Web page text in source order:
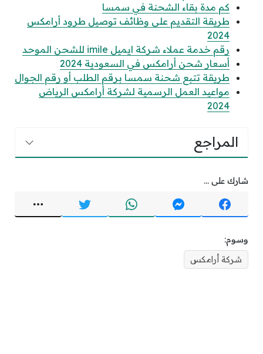
كم مدة بقاء الشحنة في سمسا
طريقة التقديم على وظائف توصيل طرود أرامكس
2024
رقم خدمة عملاء شركة ايميل imile للشحن الموحد
أسعار شحن أرامكس في السعودية 2024
طريقة تتبع شحنة سمسا برقم الطلب أو رقم الجوال
مواعيد العمل الرسمية لشركة أرامكس الرياض
2024
المراجع
شارك على ...
وسوم:
شركة أرامكس